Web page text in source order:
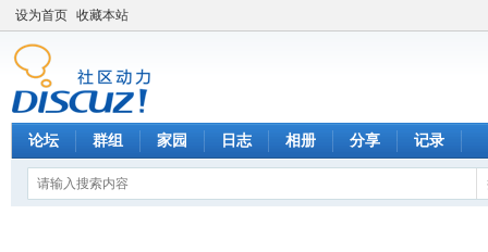
设为首页 收藏本站
论坛 群组 家园 日志 相册 分享 记录